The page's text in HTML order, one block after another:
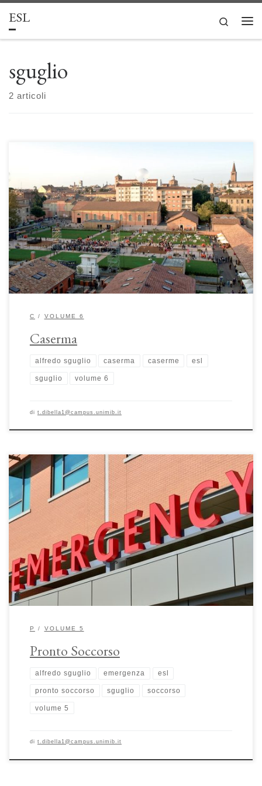
Passa al contenuto
ESL
Search
sguglio
2 articoli
La caserma: dal castrum romano alla Smart Military Base di Alfredo
Sguglio Lo studio si focalizza sui luoghi progettati e costruiti per il
comparto militare. L’analisi parte dalle prime fortificazioni militari in epoca
neo-assira e dai Castrum dell’antica Roma, luoghi in origine adibiti al
riposo e successivamente a residenza stabile […]
C VOLUME 6
Caserma
alfredo sguglio caserma caserme esl
sguglio volume 6
di t.dibella1@campus.unimib.it
Il pronto soccorso: il primo accesso alle cure di Alfredo Sguglio La
tipologia di tale luogo è intrecciata alla storia della medicina e
dell’assistenza. L’analisi mette in risalto come la componente mistica e
religiosa abbiano sempre connotato la nascita e lo sviluppo di questi
luoghi, dalla rivoluzione urbanistica delle società […]
P VOLUME 5
Pronto Soccorso
alfredo sguglio emergenza esl
pronto soccorso sguglio soccorso
volume 5
di t.dibella1@campus.unimib.it